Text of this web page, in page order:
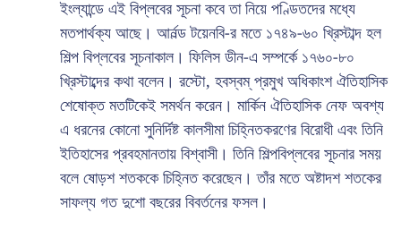
ইংল্যান্ডে এই বিপ্লবের সূচনা কবে তা নিয়ে পণ্ডিতদের মধ্যে
মতপার্থক্য আছে। আর্নল্ড টয়েনবি-র মতে ১৭৪৯-৬০ খ্রিস্টাব্দ হল
শিল্প বিপ্লবের সূচনাকাল। ফিলিস ডীন-এ সম্পর্কে ১৭৬০-৮০
খ্রিস্টাব্দের কথা বলেন। রস্টো, হবস্বম্ প্রমুখ অধিকাংশ ঐতিহাসিক
শেষোক্ত মতটিকেই সমর্থন করেন। মার্কিন ঐতিহাসিক নেফ অবশ্য
এ ধরনের কোনো সুনির্দিষ্ট কালসীমা চিহ্নিতকরণের বিরোধী এবং তিনি
ইতিহাসের প্রবহমানতায় বিশ্বাসী। তিনি শিল্পবিপ্লবের সূচনার সময়
বলে ষোড়শ শতককে চিহ্নিত করেছেন। তাঁর মতে অষ্টাদশ শতকের
সাফল্য গত দুশো বছরের বিবর্তনের ফসল।